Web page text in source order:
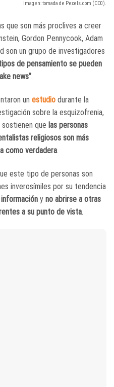
Imagen: tomada de Pexels.com (CC0).
que son más proclives a creer
Gordon Pennycook, Adam
son un grupo de investigadores
de pensamiento se pueden
news”.
un estudio durante la
sobre la esquizofrenia,
que las personas
religiosos son más
como verdadera.
este tipo de personas son
inverosímiles por su tendencia
y no abrirse a otras
a su punto de vista.